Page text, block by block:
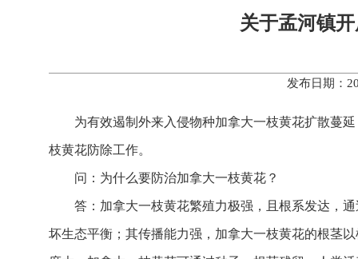
关于孟河镇
发布日期：
为有效遏制外来入侵物种加拿大一枝黄花扩散蔓
枝黄花防除工作。
问：为什么要防治加拿大一枝黄花？
答：加拿大一枝黄花繁殖力极强，且根系发达，
坏生态平衡‌；其传播能力强，加拿大一枝黄花的根茎